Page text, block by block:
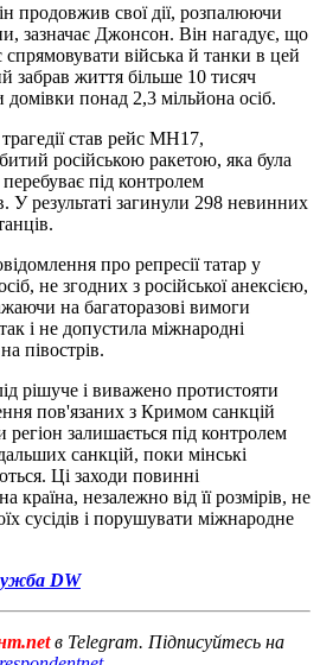
продовжив свої дії, розпалюючи
зазначає Джонсон. Він нагадує, що
війська й танки в цей
забрав життя більше 10 тисяч
понад 2,3 мільйона осіб.
став рейс MH17,
російською ракетою, яка була
під контролем
У результаті загинули 298 невинних
про репресії татар у
не згодних з російської анексією,
на багаторазові вимоги
і не допустила міжнародні
півострів.
рішуче і виважено протистояти
пов'язаних з Кримом санкцій
залишається під контролем
санкцій, поки мінські
Ці заходи повинні
незалежно від її розмірів, не
сусідів і порушувати міжнародне
DW
в Telegram. Підписуйтесь на